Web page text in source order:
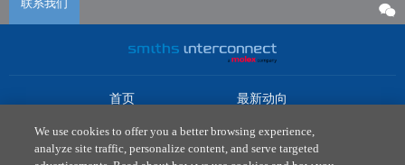
联系我们
首页
产品
最新动向
联系我们
We use cookies to offer you a better browsing experience,
analyze site traffic, personalize content, and serve targeted